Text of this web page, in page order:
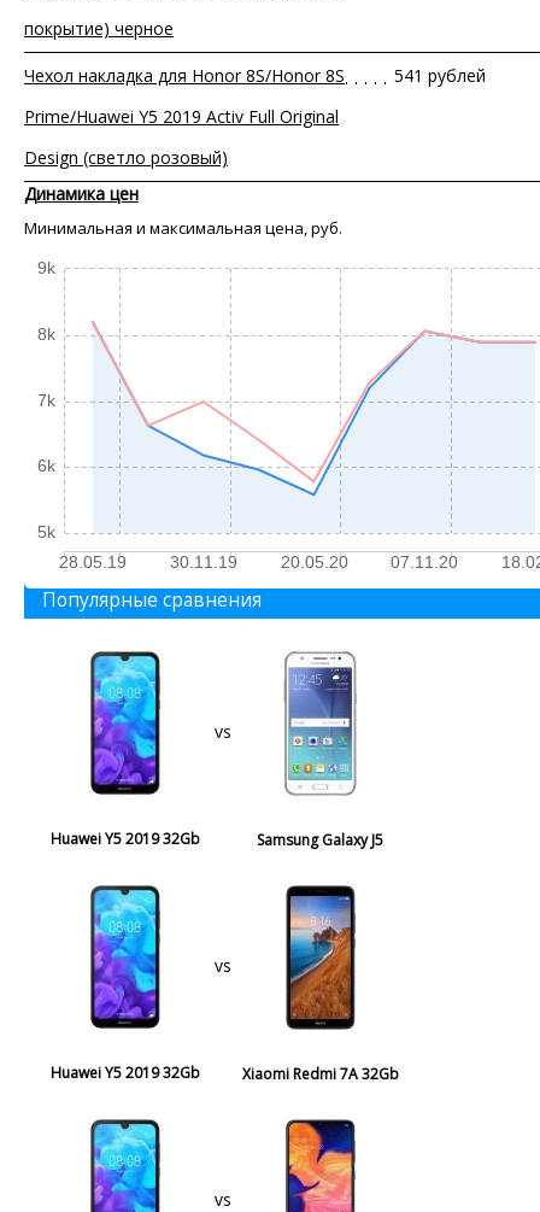
покрытие) черное
Чехол накладка для Honor 8S/Honor 8S
Prime/Huawei Y5 2019 Activ Full Original
Design (светло розовый)
541 рублей
Динамика цен
Минимальная и максимальная цена, руб.
28.05.19 30.11.19 20.05.20 07.11.20
5k
6k
7k
8k
9k
Популярные сравнения
Huawei Y5 2019 32Gb
vs
Samsung Galaxy J5
Huawei Y5 2019 32Gb
vs
Xiaomi Redmi 7A 32Gb
vs